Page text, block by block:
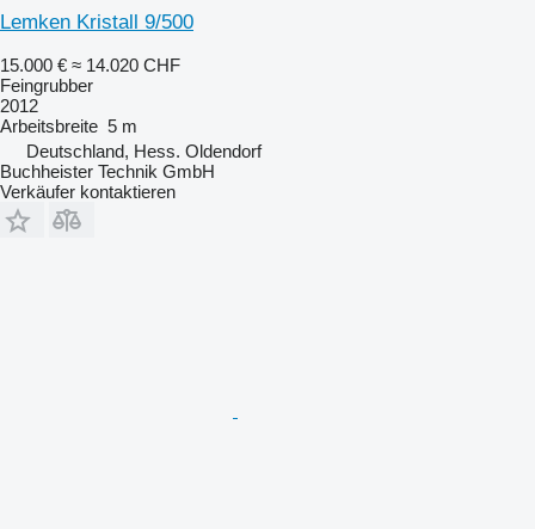
Lemken Kristall 9/500
15.000 € ≈ 14.020 CHF
Feingrubber
2012
Arbeitsbreite 5 m
Deutschland, Hess. Oldendorf
Buchheister Technik GmbH
Verkäufer kontaktieren